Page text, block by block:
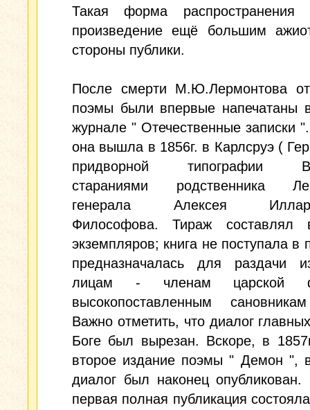
Такая форма распространения
произведение ещё большим
стороны публики.
После смерти М.Ю.Лермонтова
поэмы были впервые напечатаны
журнале " Отечественные записки
она вышла в 1856г. в Карлсруэ (
придворной типографии
стараниями родственника
генерала Алексея
Философова. Тираж составлял
экземпляров; книга не поступала в
предназначалась для раздачи
лицам - членам царской
высокопоставленным
Важно отметить, что диалог
Боге был вырезан. Вскоре, в
второе издание поэмы " Демон ",
диалог был наконец
первая полная публикация